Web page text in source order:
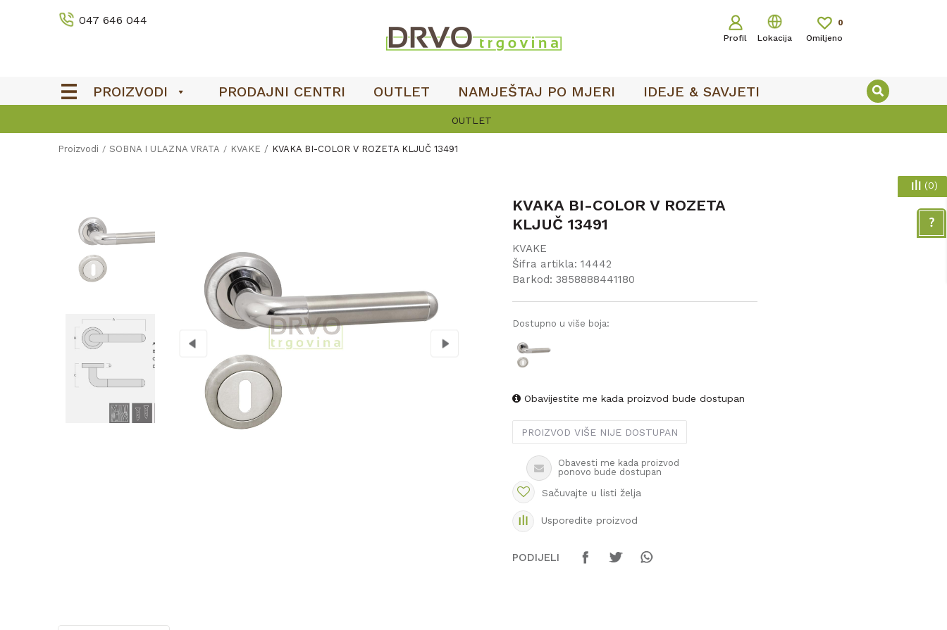
047 646 044
Profil Lokacija Omiljeno
0
PROIZVODI PRODAJNI CENTRI OUTLET NAMJEŠTAJ PO MJERI IDEJE & SAVJETI
OUTLET
Proizvodi SOBNA I ULAZNA VRATA KVAKE KVAKA BI-COLOR V ROZETA KLJUČ 13491
KVAKA BI-COLOR V ROZETA
KLJUČ 13491
KVAKE
Šifra artikla: 14442
Barkod: 3858888441180
Dostupno u više boja:
Obavijestite me kada proizvod bude dostupan
PROIZVOD VIŠE NIJE DOSTUPAN
Obavesti me kada proizvod
ponovo bude dostupan
Sačuvajte u listi želja
Usporedite proizvod
PODIJELI
(0)